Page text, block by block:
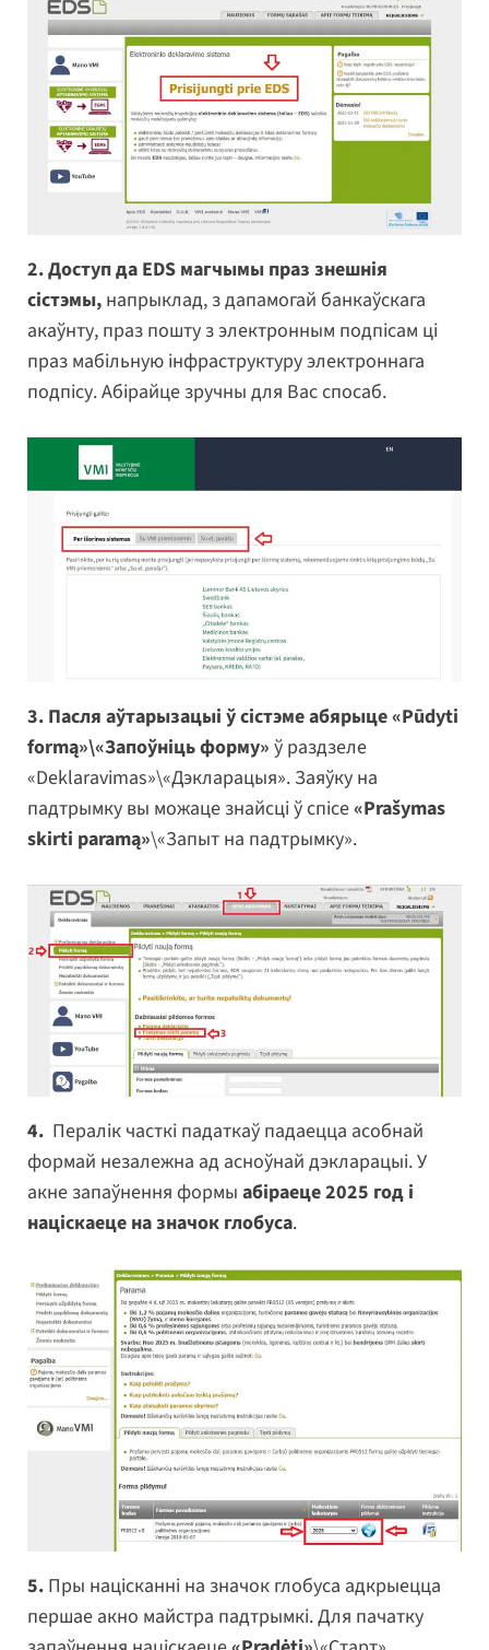
2. Доступ да EDS магчымы праз знешнія
сістэмы, напрыклад, з дапамогай банкаўскага
акаўнту, праз пошту з электронным подпісам ці
праз мабільную інфраструктуру электроннага
подпісу. Абірайце зручны для Вас спосаб.
3. Пасля аўтарызацыі ў сістэме абярыце «Pūdyti
formą»\«Запоўніць форму» ў раздзеле
«Deklaravimas»\«Дэкларацыя». Заяўку на
падтрымку вы можаце знайсці ў спісе«Prašymas
skirti paramą»\«Запыт на падтрымку».
4. Пералік часткі падаткаў падаецца асобнай
формай незалежна ад асноўнай дэкларацыі. У
акне запаўнення формы абіраеце 2025 год і
націскаеце на значок глобуса.
5. Пры націсканні на значок глобуса адкрыецца
першае акно майстра падтрымкі. Для пачатку